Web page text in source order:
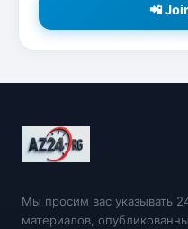
📲
Мы просим вас указывать
материалов,